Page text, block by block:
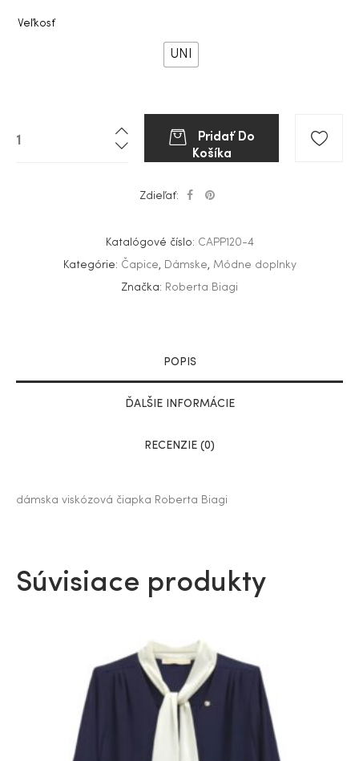
Veľkosť
UNI
Pridať Do
Košíka
Zdieľať:
Katalógové číslo: CAPP120-4
Kategórie: Čapice, Dámske, Módne doplnky
Značka: Roberta Biagi
POPIS
ĎALŠIE INFORMÁCIE
RECENZIE (0)
dámska viskózová čiapka Roberta Biagi
Súvisiace produkty